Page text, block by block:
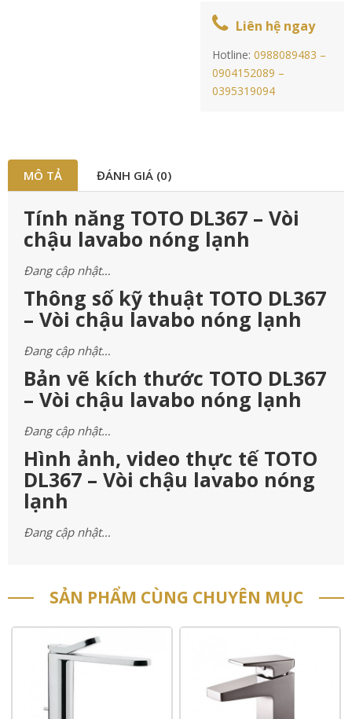
Liên hệ ngay
Hotline:0988089483 –
0904152089 –
0395319094
MÔ TẢ ĐÁNH GIÁ (0)
Tính năng TOTO DL367 – Vòi
chậu lavabo nóng lạnh
Đang cập nhật…
Thông số kỹ thuật TOTO DL367
– Vòi chậu lavabo nóng lạnh
Đang cập nhật…
Bản vẽ kích thước TOTO DL367
– Vòi chậu lavabo nóng lạnh
Đang cập nhật…
Hình ảnh, video thực tế TOTO
DL367 – Vòi chậu lavabo nóng
lạnh
Đang cập nhật…
SẢN PHẨM CÙNG CHUYÊN MỤC